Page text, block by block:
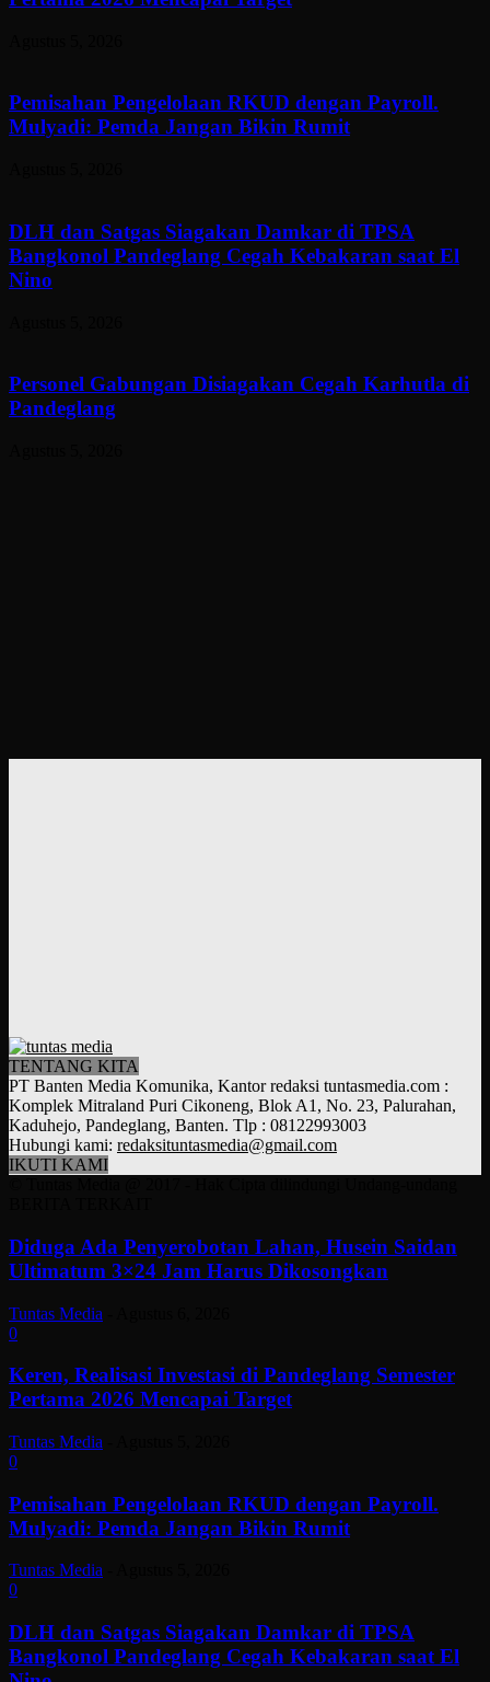
Pemisahan Pengelolaan RKUD dengan Payroll.
Mulyadi: Pemda Jangan Bikin Rumit
DLH dan Satgas Siagakan Damkar di TPSA
Bangkonol Pandeglang Cegah Kebakaran saat El
Nino
Personel Gabungan Disiagakan Cegah Karhutla di
Pandeglang
TENTANG KITA
PT Banten Media Komunika, Kantor redaksi tuntasmedia.com :
Komplek Mitraland Puri Cikoneng, Blok A1, No. 23, Palurahan,
Kaduhejo, Pandeglang, Banten. Tlp : 08122993003
Hubungi kami: redaksituntasmedia@gmail.com
IKUTI KAMI
Diduga Ada Penyerobotan Lahan, Husein Saidan
Ultimatum 3×24 Jam Harus Dikosongkan
Tuntas Media
0
Keren, Realisasi Investasi di Pandeglang Semester
Pertama 2026 Mencapai Target
Tuntas Media
0
Pemisahan Pengelolaan RKUD dengan Payroll.
Mulyadi: Pemda Jangan Bikin Rumit
Tuntas Media
0
DLH dan Satgas Siagakan Damkar di TPSA
Bangkonol Pandeglang Cegah Kebakaran saat El